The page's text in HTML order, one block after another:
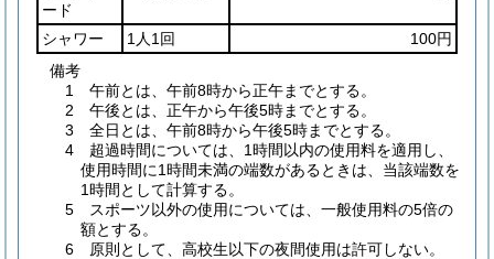
ード
シャワー 1人1回
100円
備考
1 午前とは、午前8時から正午までとする。
2 午後とは、正午から午後5時までとする。
3 全日とは、午前8時から午後5時までとする。
4 超過時間については、1時間以内の使用料を適用し、
使用時間に1時間未満の端数があるときは、当該端数を
1時間として計算する。
5 スポーツ以外の使用については、一般使用料の5倍の
額とする。
6 原則として、高校生以下の夜間使用は許可しない。